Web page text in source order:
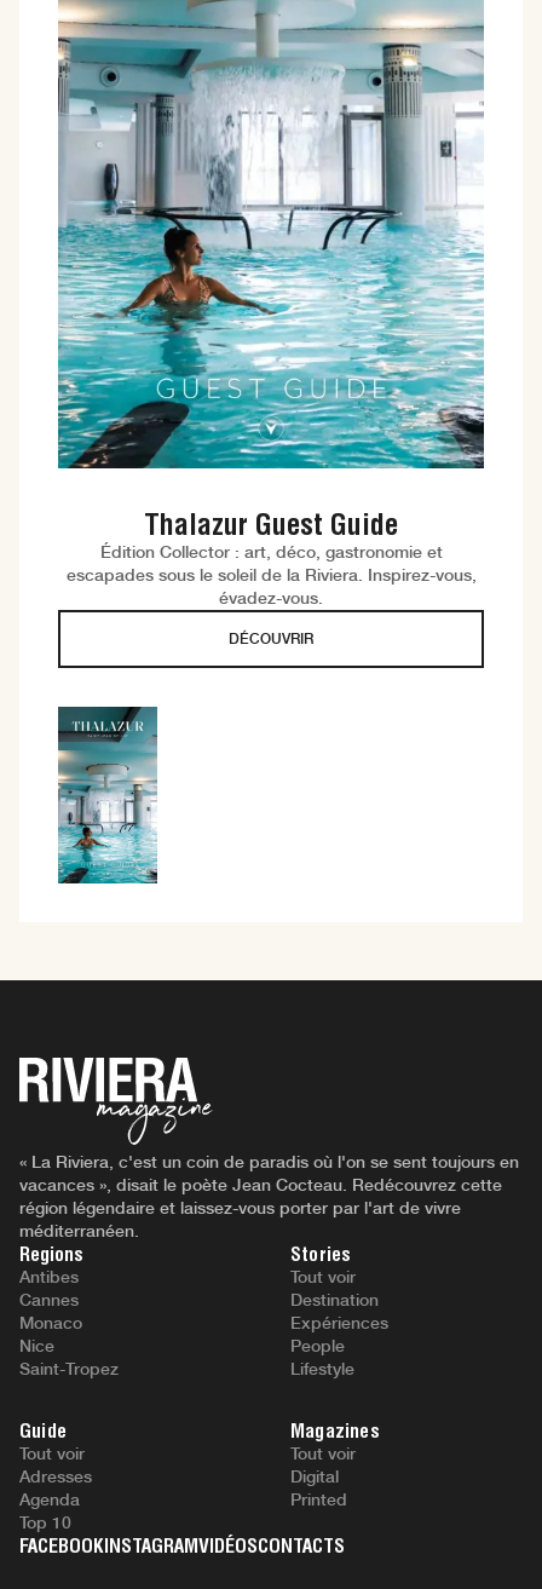
Thalazur Guest Guide
Édition Collector : art, déco, gastronomie et
escapades sous le soleil de la Riviera. Inspirez-vous,
évadez-vous.
DÉCOUVRIR
« La Riviera, c'est un coin de paradis où l'on se sent toujours en
vacances », disait le poète Jean Cocteau. Redécouvrez cette
région légendaire et laissez-vous porter par l'art de vivre
méditerranéen.
Regions
Antibes
Cannes
Monaco
Nice
Saint-Tropez
Stories
Tout voir
Destination
Expériences
People
Lifestyle
Guide
Tout voir
Adresses
Agenda
Top 10
Magazines
Tout voir
Digital
Printed
FACEBOOKINSTAGRAMVIDÉOSCONTACTS